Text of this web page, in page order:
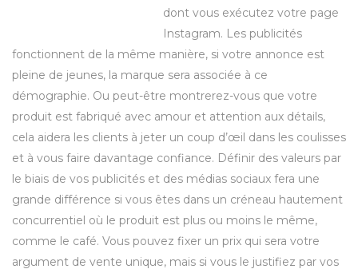
dont vous exécutez votre page
Instagram. Les publicités
fonctionnent de la même manière, si votre annonce est
pleine de jeunes, la marque sera associée à ce
démographie. Ou peut-être montrerez-vous que votre
produit est fabriqué avec amour et attention aux détails,
cela aidera les clients à jeter un coup d’œil dans les coulisses
et à vous faire davantage confiance. Définir des valeurs par
le biais de vos publicités et des médias sociaux fera une
grande différence si vous êtes dans un créneau hautement
concurrentiel où le produit est plus ou moins le même,
comme le café. Vous pouvez fixer un prix qui sera votre
argument de vente unique, mais si vous le justifiez par vos